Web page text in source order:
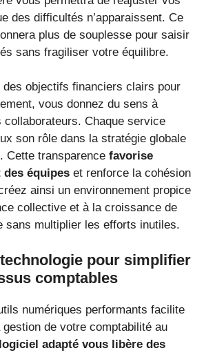
des difficultés n’apparaissent. Ce
plus de souplesse pour saisir
sans fragiliser votre équilibre.
des objectifs financiers clairs pour
vous donnez du sens à
collaborateurs. Chaque service
son rôle dans la stratégie globale
Cette transparence favorise
des équipes et renforce la cohésion
ainsi un environnement propice
collective et à la croissance de
sans multiplier les efforts inutiles.
pour simplifier
comptables
numériques performants facilite
gestion de votre comptabilité au
adapté vous libère des